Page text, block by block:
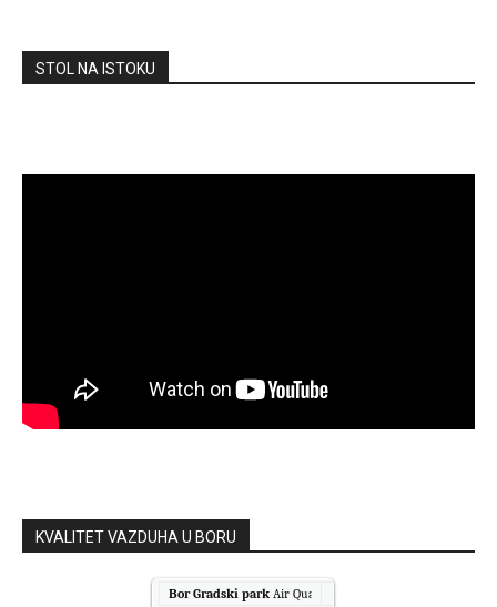
STOL NA ISTOKU
KVALITET VAZDUHA U BORU
Bor Gradski park Air Quality.